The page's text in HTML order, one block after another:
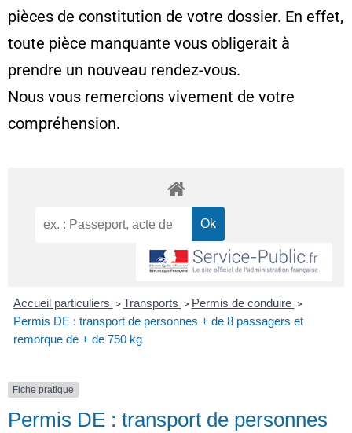
pièces de constitution de votre dossier. En effet,
toute pièce manquante vous obligerait à
prendre un nouveau rendez-vous.
Nous vous remercions vivement de votre
compréhension.
Accueil particuliers > Transports > Permis de conduire >
Permis DE : transport de personnes + de 8 passagers et
remorque de + de 750 kg
Fiche pratique
Permis DE : transport de personnes